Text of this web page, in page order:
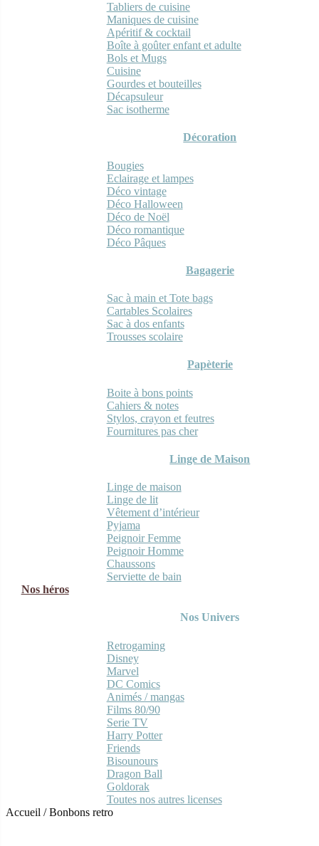
Tabliers de cuisine
Maniques de cuisine
Apéritif & cocktail
Boîte à goûter enfant et adulte
Bols et Mugs
Cuisine
Gourdes et bouteilles
Décapsuleur
Sac isotherme
Décoration
Bougies
Eclairage et lampes
Déco vintage
Déco Halloween
Déco de Noël
Déco romantique
Déco Pâques
Bagagerie
Sac à main et Tote bags
Cartables Scolaires
Sac à dos enfants
Trousses scolaire
Papèterie
Boite à bons points
Cahiers & notes
Stylos, crayon et feutres
Fournitures pas cher
Linge de Maison
Linge de maison
Linge de lit
Vêtement d’intérieur
Pyjama
Peignoir Femme
Peignoir Homme
Chaussons
Serviette de bain
Nos héros
Nos Univers
Retrogaming
Disney
Marvel
DC Comics
Animés / mangas
Films 80/90
Serie TV
Harry Potter
Friends
Bisounours
Dragon Ball
Goldorak
Toutes nos autres licenses
Accueil /Bonbons retro